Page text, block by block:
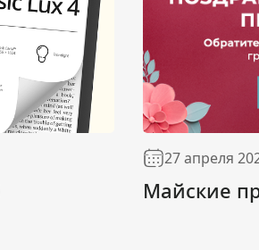
27 апреля
Майские